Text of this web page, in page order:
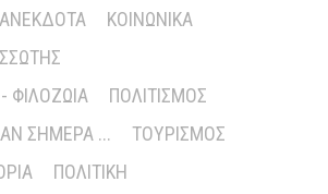
ΚΟΙΝΩΝΙΚΆ
ΦΙΛΟΖΩΊΑ
ΠΟΛΙΤΙΣΜΌΣ
ΣΉΜΕΡΑ ...
ΤΟΥΡΙΣΜΌΣ
ΠΟΛΙΤΙΚΉ